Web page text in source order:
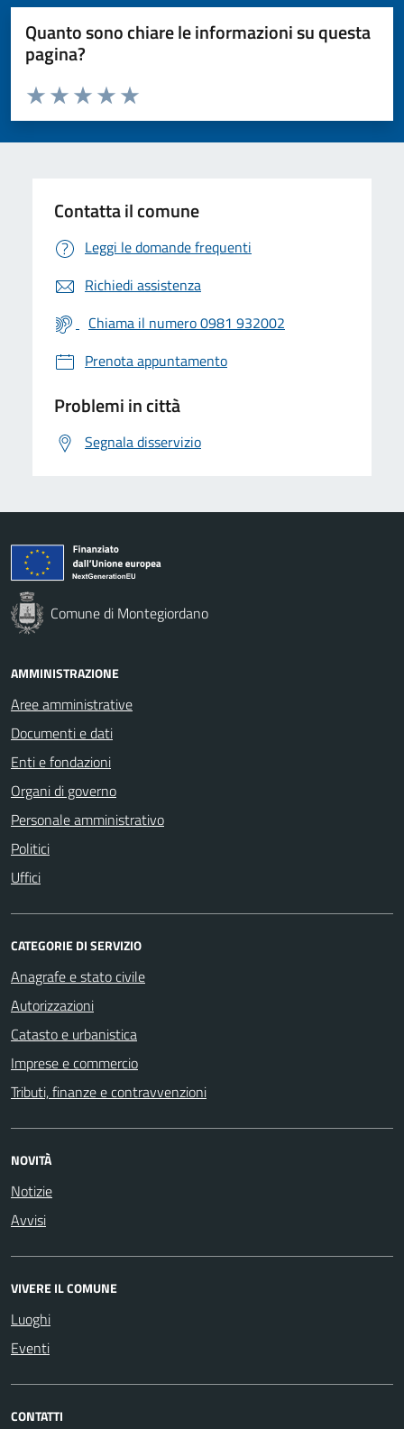
Quanto sono chiare le informazioni su questa
pagina?
Valuta da 1 a 5 stelle la pagina
Valuta 5 stelle su 5
Valuta 4 stelle su 5
Valuta 3 stelle su 5
Valuta 2 stelle su 5
Valuta 1 stelle su 5
Contatta il comune
Leggi le domande frequenti
Richiedi assistenza
Chiama il numero 0981 932002
Prenota appuntamento
Problemi in città
Segnala disservizio
Comune di Montegiordano
AMMINISTRAZIONE
Aree amministrative
Documenti e dati
Enti e fondazioni
Organi di governo
Personale amministrativo
Politici
Uffici
CATEGORIE DI SERVIZIO
Anagrafe e stato civile
Autorizzazioni
Catasto e urbanistica
Imprese e commercio
Tributi, finanze e contravvenzioni
NOVITÀ
Notizie
Avvisi
VIVERE IL COMUNE
Luoghi
Eventi
CONTATTI